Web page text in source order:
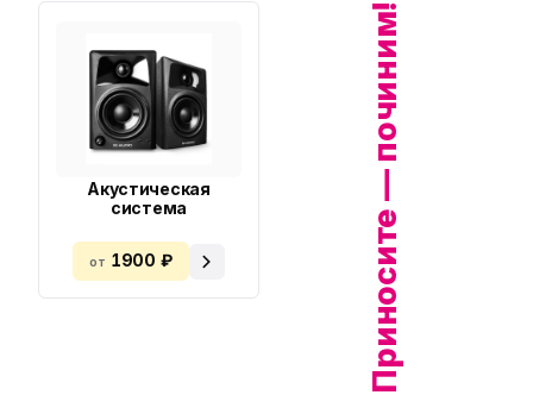
Акустическая
система
от 1900 ₽ Приносите — починим!